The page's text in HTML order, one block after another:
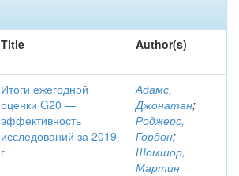
Title Author(s)
Итоги ежегодной
оценки G20 —
эффективность
исследований за 2019
г
Адамс,
Джонатан;
Роджерс,
Гордон;
Шомшор,
Мартин